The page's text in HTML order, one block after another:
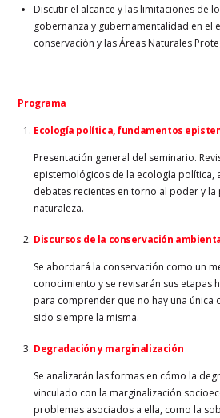
Discutir el alcance y las limitaciones de
gobernanza y gubernamentalidad en el
conservación y las Áreas Naturales
Programa
Ecología política, fundamentos
Presentación general del seminario.
epistemológicos de la ecología política,
debates recientes en torno al poder y
naturaleza.
Discursos de la conservación
Se abordará la conservación como un
conocimiento y se revisarán sus etapas
para comprender que no hay una única
sido siempre la misma.
Degradación y marginalización
Se analizarán las formas en cómo la
vinculado con la marginalización
problemas asociados a ella, como la